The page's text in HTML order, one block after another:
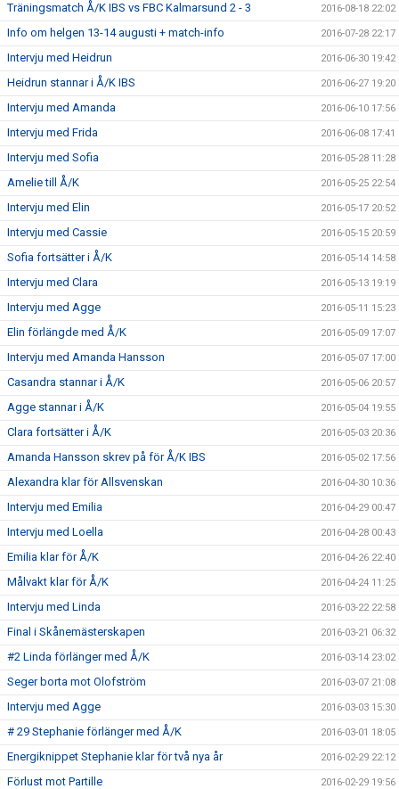
Träningsmatch Å/K IBS vs FBC Kalmarsund 2 - 3 2016-08-18 22:02
Info om helgen 13-14 augusti + match-info 2016-07-28 22:17
Intervju med Heidrun 2016-06-30 19:42
Heidrun stannar i Å/K IBS 2016-06-27 19:20
Intervju med Amanda 2016-06-10 17:56
Intervju med Frida 2016-06-08 17:41
Intervju med Sofia 2016-05-28 11:28
Amelie till Å/K 2016-05-25 22:54
Intervju med Elin 2016-05-17 20:52
Intervju med Cassie 2016-05-15 20:59
Sofia fortsätter i Å/K 2016-05-14 14:58
Intervju med Clara 2016-05-13 19:19
Intervju med Agge 2016-05-11 15:23
Elin förlängde med Å/K 2016-05-09 17:07
Intervju med Amanda Hansson 2016-05-07 17:00
Casandra stannar i Å/K 2016-05-06 20:57
Agge stannar i Å/K 2016-05-04 19:55
Clara fortsätter i Å/K 2016-05-03 20:36
Amanda Hansson skrev på för Å/K IBS 2016-05-02 17:56
Alexandra klar för Allsvenskan 2016-04-30 10:36
Intervju med Emilia 2016-04-29 00:47
Intervju med Loella 2016-04-28 00:43
Emilia klar för Å/K 2016-04-26 22:40
Målvakt klar för Å/K 2016-04-24 11:25
Intervju med Linda 2016-03-22 22:58
Final i Skånemästerskapen 2016-03-21 06:32
#2 Linda förlänger med Å/K 2016-03-14 23:02
Seger borta mot Olofström 2016-03-07 21:08
Intervju med Agge 2016-03-03 15:30
# 29 Stephanie förlänger med Å/K 2016-03-01 18:05
Energiknippet Stephanie klar för två nya år 2016-02-29 22:12
Förlust mot Partille 2016-02-29 19:56